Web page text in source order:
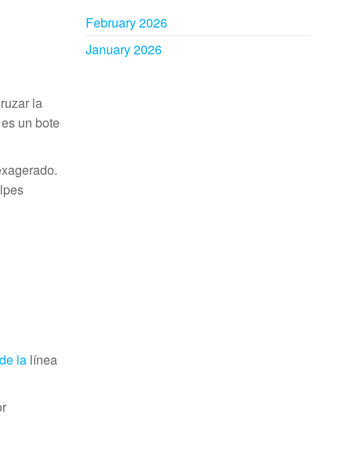
la
un bote
de la línea
February 2026
January 2026